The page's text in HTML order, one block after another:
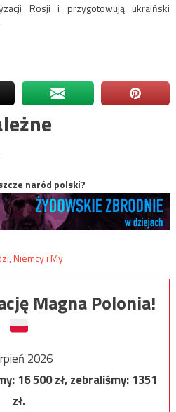
Rosji i przygotowują ukraiński
naród polski?
Magna Polonia!
2026
16 500zł, zebraliśmy:1351
zł.